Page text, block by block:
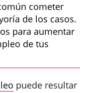
cometer
de los casos.
para aumentar
de tus
puede resultar